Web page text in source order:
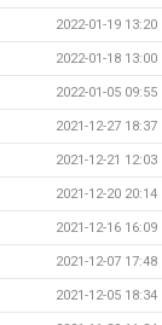
2022-01-19 13:20
2022-01-18 13:00
2022-01-05 09:55
2021-12-27 18:37
2021-12-21 12:03
2021-12-20 20:14
2021-12-16 16:09
2021-12-07 17:48
2021-12-05 18:34